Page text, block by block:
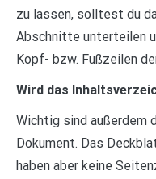
zu lassen, solltest du
Abschnitte unterteilen
Kopf- bzw. Fußzeilen
Wird das
Wichtig sind außerdem
Dokument. Das
haben aber keine